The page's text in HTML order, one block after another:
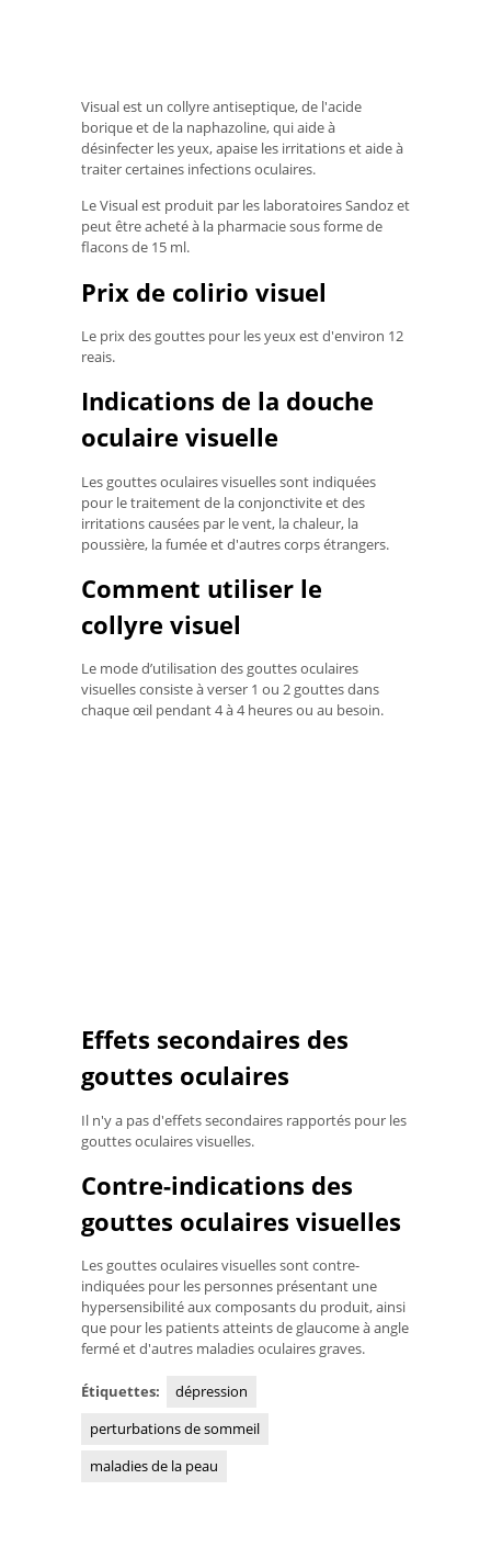
Visual est un collyre antiseptique, de l'acide
borique et de la naphazoline, qui aide à
désinfecter les yeux, apaise les irritations et aide à
traiter certaines infections oculaires.
Le Visual est produit par les laboratoires Sandoz et
peut être acheté à la pharmacie sous forme de
flacons de 15 ml.
Prix ​​de colirio visuel
Le prix des gouttes pour les yeux est d'environ 12
reais.
Indications de la douche
oculaire visuelle
Les gouttes oculaires visuelles sont indiquées
pour le traitement de la conjonctivite et des
irritations causées par le vent, la chaleur, la
poussière, la fumée et d'autres corps étrangers.
Comment utiliser le
collyre visuel
Le mode d’utilisation des gouttes oculaires
visuelles consiste à verser 1 ou 2 gouttes dans
chaque œil pendant 4 à 4 heures ou au besoin.
Effets secondaires des
gouttes oculaires
Il n'y a pas d'effets secondaires rapportés pour les
gouttes oculaires visuelles.
Contre-indications des
gouttes oculaires visuelles
Les gouttes oculaires visuelles sont contre-
indiquées pour les personnes présentant une
hypersensibilité aux composants du produit, ainsi
que pour les patients atteints de glaucome à angle
fermé et d'autres maladies oculaires graves.
Étiquettes:
dépression
perturbations de sommeil
maladies de la peau